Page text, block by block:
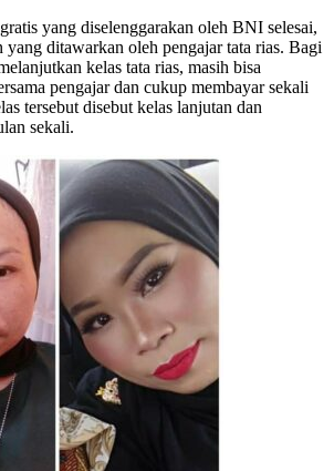
yang diselenggarakan oleh BNI selesai,
yang ditawarkan oleh pengajar tata rias. Bagi
kelas tata rias, masih bisa
pengajar dan cukup membayar sekali
tersebut disebut kelas lanjutan dan
sekali.